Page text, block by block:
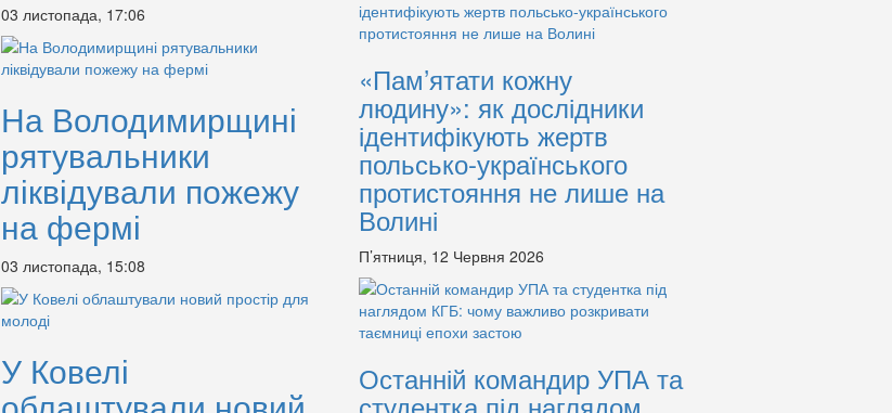
03 листопада, 17:06
На Володимирщині
рятувальники
ліквідували пожежу
на фермі
03 листопада, 15:08
У Ковелі
«Пам’ятати кожну
людину»: як дослідники
ідентифікують жертв
польсько-українського
протистояння не лише на
Волині
П’ятниця, 12 Червня 2026
Останній командир УПА та